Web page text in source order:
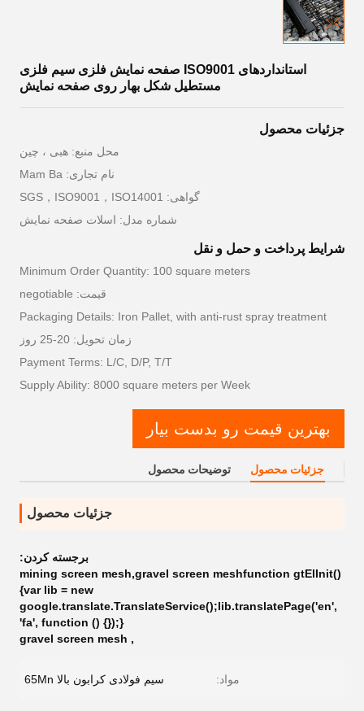
استانداردهای ISO9001 صفحه نمایش فلزی سیم فلزی
مستطیل شکل بهار روی صفحه نمایش
جزئیات محصول
محل منبع: هبی ، چین
نام تجاری: Mam Ba
گواهی: SGS，ISO9001，ISO14001
شماره مدل: اسلات صفحه نمایش
شرایط پرداخت و حمل و نقل
Minimum Order Quantity: 100 square meters
قیمت: negotiable
Packaging Details: Iron Pallet, with anti-rust spray treatment
زمان تحویل: 20-25 روز
Payment Terms: L/C, D/P, T/T
Supply Ability: 8000 square meters per Week
بهترین قیمت رو بدست بیار
جزئیات محصول توضیحات محصول
جزئیات محصول
برجسته کردن:
mining screen mesh,gravel screen meshfunction gtElInit()
{var lib = new
google.translate.TranslateService();lib.translatePage('en',
'fa', function () {});}
,
gravel screen mesh
مواد: سیم فولادی کرابون بالا 65Mn